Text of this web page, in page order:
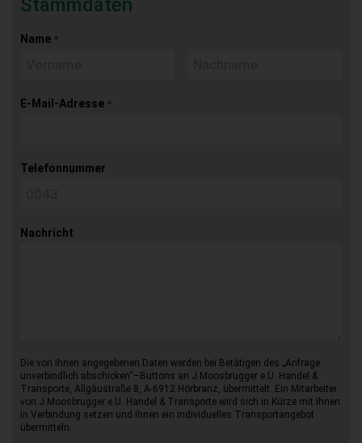
Name *
E-Mail-Adresse *
Telefonnummer
Nachricht
Die von Ihnen angegebenen Daten werden bei Betätigen des „Anfrage
unverbindlich abschicken“–Buttons an J.Moosbrugger e.U. Handel &
Transporte, Allgäustraße 8, A-6912 Hörbranz, übermittelt. Ein Mitarbeiter
von J.Moosbrugger e.U. Handel & Transporte wird sich in Kürze mit Ihnen
in Verbindung setzen und Ihnen ein individuelles Transportangebot
übermitteln.